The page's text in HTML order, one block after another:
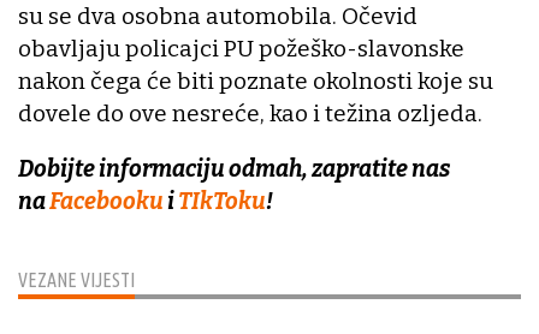
VEZANE VIJESTI
su se dva osobna automobila. Očevid
obavljaju policajci PU požeško-slavonske
nakon čega će biti poznate okolnosti koje su
dovele do ove nesreće, kao i težina ozljeda.
Dobijte informaciju odmah, zapratite nas
naFacebookuiTIkToku!